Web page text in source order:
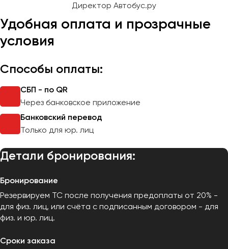
Директор Автобус.ру
Удобная оплата и прозрачные
условия
Способы оплаты:
СБП - по QR
Через банковское приложение
Банковский перевод
Только для юр. лиц
Детали бронирования:
Бронирование
Резервируем ТС после получения предоплаты от 20% -
для физ. лиц, или счёта с подписанным договором - для
физ. и юр. лиц.
Сроки заказа